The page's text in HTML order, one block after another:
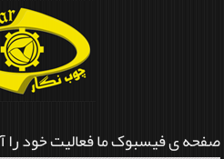
صفحه ی فیسبوک ما فعالیت خود را